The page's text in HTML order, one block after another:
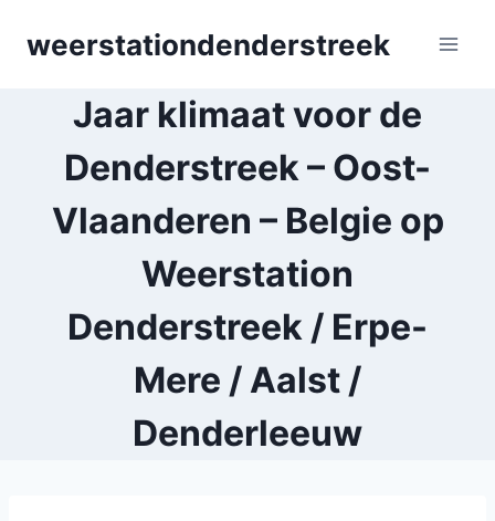
weerstationdenderstreek
Jaar klimaat voor de
Denderstreek – Oost-
Vlaanderen – Belgie op
Weerstation
Denderstreek / Erpe-
Mere / Aalst /
Denderleeuw